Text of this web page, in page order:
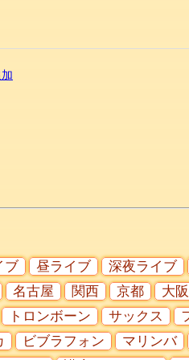
ブ 昼ライブ
深夜ライブ
名古屋 関西 京都
大阪
トロンボーン サックス
ビブラフォン
マリンバ